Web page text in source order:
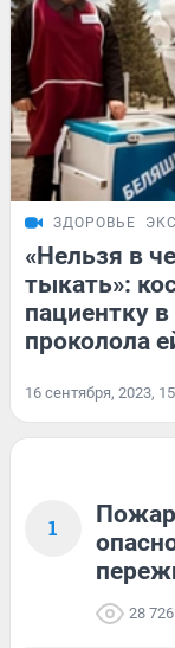
ЗДОРОВЬЕ
«Нельзя в
тыкать»:
пациентку
проколола
16 сентября, 2023,
1
28 726